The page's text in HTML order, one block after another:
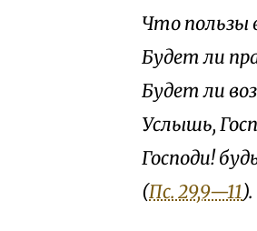
Что пользы
Будет ли
Будет ли
Услышь,
Господи!
(Пс. 29,9—11).